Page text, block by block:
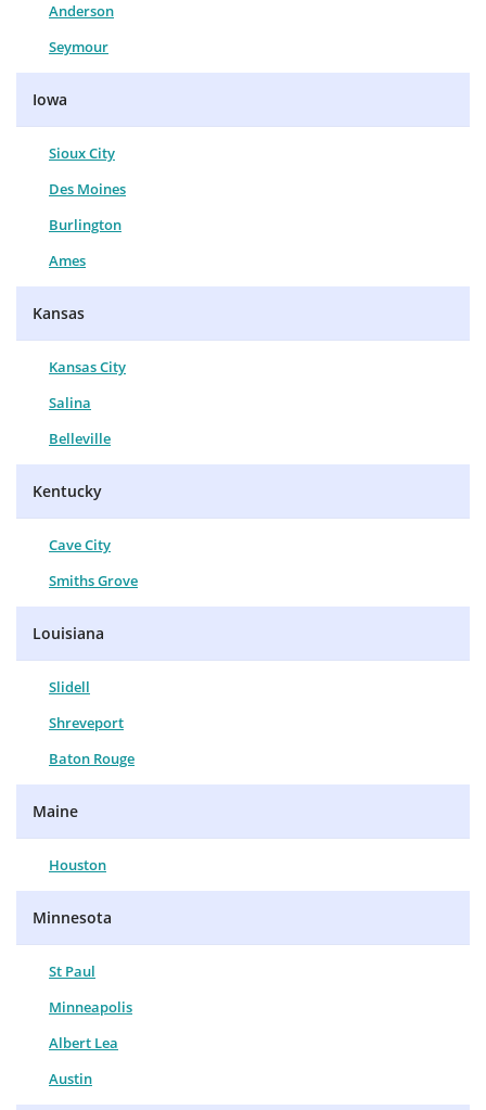
Anderson
Seymour
Iowa
Sioux City
Des Moines
Burlington
Ames
Kansas
Kansas City
Salina
Belleville
Kentucky
Cave City
Smiths Grove
Louisiana
Slidell
Shreveport
Baton Rouge
Maine
Houston
Minnesota
St Paul
Minneapolis
Albert Lea
Austin